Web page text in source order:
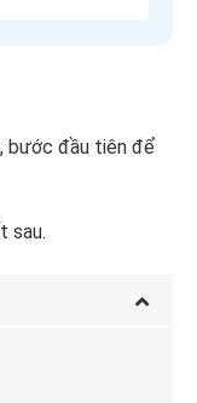
bước đầu tiên để
sau.